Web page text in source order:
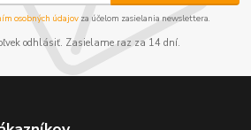
osobných údajov za účelom zasielania newslettera.
odhlásiť. Zasielame raz za 14 dní.